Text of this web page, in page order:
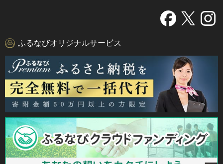
ふるなびオリジナルサービス